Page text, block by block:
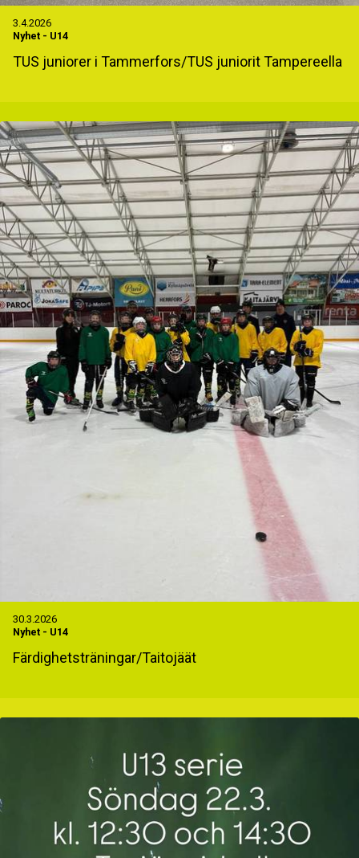
3.4.2026
Nyhet - U14
TUS juniorer i Tammerfors/TUS juniorit Tampereella
30.3.2026
Nyhet - U14
Färdighetsträningar/Taitojäät